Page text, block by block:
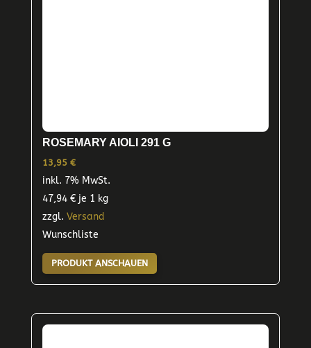
ROSEMARY AIOLI 291 G
13,95 €
inkl. 7% MwSt.
47,94 €je 1 kg
zzgl. Versand
Wunschliste
PRODUKT ANSCHAUEN